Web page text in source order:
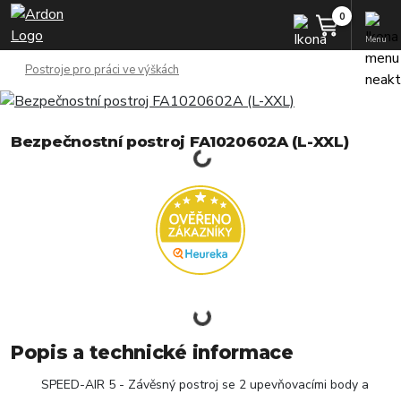
Menu
Postroje pro práci ve výškách
Bezpečnostní postroj FA1020602A (L-XXL)
Popis a technické informace
SPEED-AIR 5 - Závěsný postroj se 2 upevňovacími body a